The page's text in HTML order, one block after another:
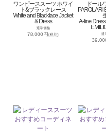
ワンピーススーツ ホワイ
ト&ブラックレース
White and Blacklace Jacket
& Dress
通常価格
78,000円(税別)
ドール
PAROLARI
A-line
通